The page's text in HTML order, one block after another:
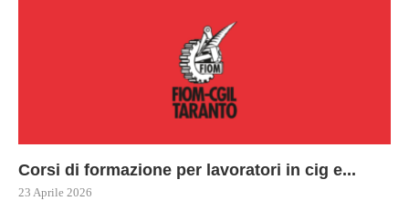
Corsi di formazione per lavoratori in cig e...
23 Aprile 2026